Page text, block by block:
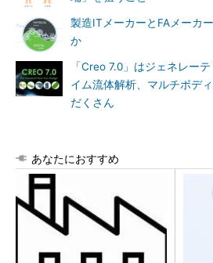
製造ITメーカーとFAメーカ
か
「Creo 7.0」はジェネレー
イム流体解析、マルチボデ
だくさん
あなたにおすすめ